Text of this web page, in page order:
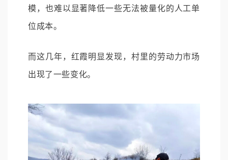
模，也难以显著降低一些无法被量化的人工单
位成本。
而这几年，红霞明显发现，村里的劳动力市场
出现了一些变化。